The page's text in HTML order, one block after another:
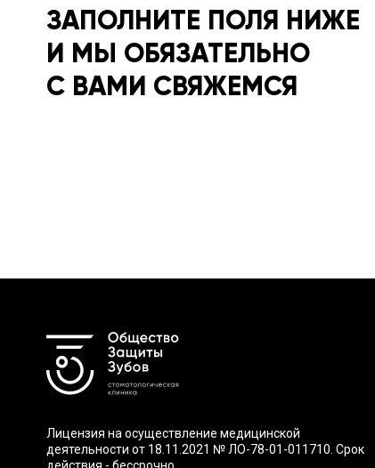
ЗАПОЛНИТЕ ПОЛЯ НИЖЕ
И МЫ ОБЯЗАТЕЛЬНО
С ВАМИ СВЯЖЕМСЯ
Лицензия на осуществление медицинской
деятельности от 18.11.2021 № ЛО-78-01-011710. Срок